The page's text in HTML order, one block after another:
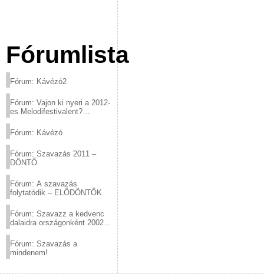
Fórumlista
Fórum: Kávézó2
Fórum: Vajon ki nyeri a 2012-
es Melodifestivalent?
Fórum: Kávézó
Fórum: Szavazás 2011 –
DÖNTŐ
Fórum: A szavazás
folytatódik – ELŐDÖNTŐK
Fórum: Szavazz a kedvenc
dalaidra országonként 2002
Fórum: Szavazás a
mindenem!